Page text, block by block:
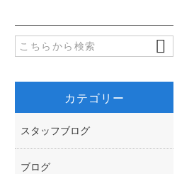
カテゴリー
スタッフブログ
ブログ